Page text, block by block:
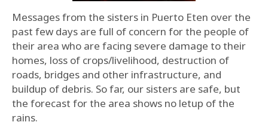
Messages from the sisters in Puerto Eten over the
past few days are full of concern for the people of
their area who are facing severe damage to their
homes, loss of crops/livelihood, destruction of
roads, bridges and other infrastructure, and
buildup of debris. So far, our sisters are safe, but
the forecast for the area shows no letup of the
rains.